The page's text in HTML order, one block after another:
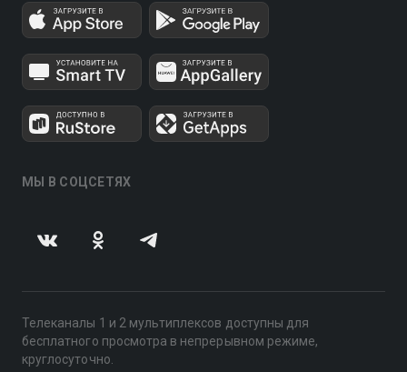
МЫ В СОЦСЕТЯХ
Телеканалы 1 и 2 мультиплексов доступны для
бесплатного просмотра в непрерывном режиме,
круглосуточно.